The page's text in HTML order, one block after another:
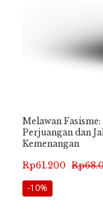
Melawan
Perjuangan dan
Kemenangan
Rp
Harga
aslinya
Rp61.200
Harga
saat
-10%